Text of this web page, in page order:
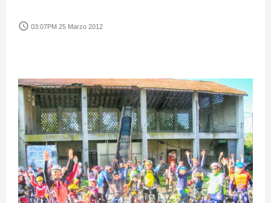
access_time 03:07PM 25 Marzo 2012